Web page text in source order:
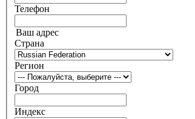
Телефон
Ваш адрес
Страна
Регион
Город
Индекс